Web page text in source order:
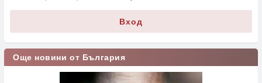
Вход
Още новини от България